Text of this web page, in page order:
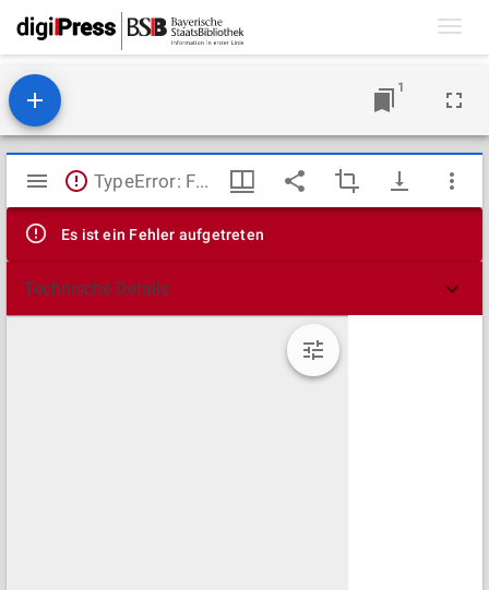
1
Mirador
Viewer
TypeError: Failed to fetch
Es ist ein Fehler aufgetreten
Technische Details